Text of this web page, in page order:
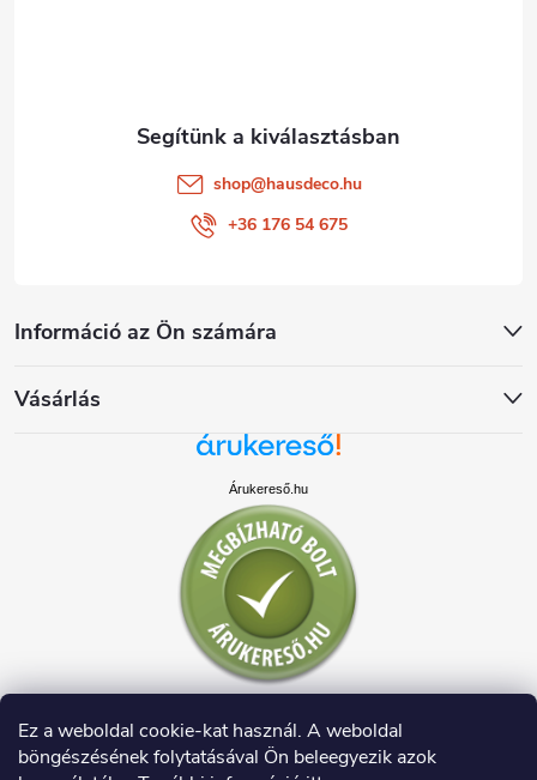
Ez a weboldal cookie-kat használ. A weboldal
böngészésének folytatásával Ön beleegyezik azok
Információ az Ön számára
Vásárlás
shop@hausdeco.hu
+36 176 54 675
Árukereső.hu